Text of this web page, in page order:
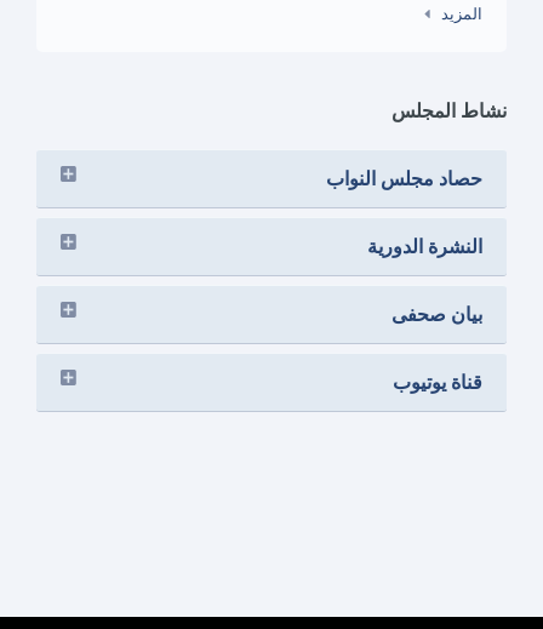
المزيد
نشاط المجلس
حصاد مجلس النواب
النشرة الدورية
بيان صحفى
قناة يوتيوب